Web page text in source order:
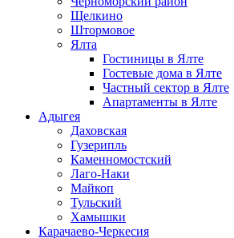
Щелкино
Штормовое
Ялта
Гостиницы в Ялте
Гостевые дома в Ялте
Частный сектор в Ялте
Апартаменты в Ялте
Адыгея
Даховская
Гузерипль
Каменномостский
Лаго-Наки
Майкоп
Тульский
Хамышки
Карачаево-Черкесия